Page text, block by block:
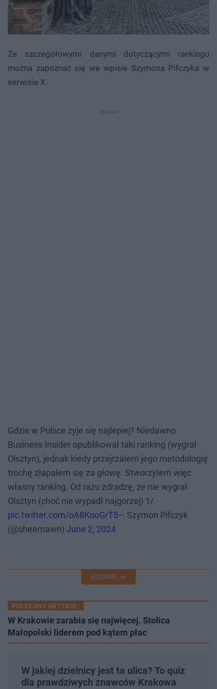
Ze szczegółowymi danymi dotyczącymi rankingu
można zapoznać się we wpisie Szymona Pifczyka w
serwisie X.
Gdzie w Polsce żyje się najlepiej? Niedawno
Business Insider opublikował taki ranking (wygrał
Olsztyn), jednak kiedy przejrzałem jego metodologię
trochę złapałem się za głowę. Stworzyłem więc
własny ranking. Od razu zdradzę, że nie wygrał
Olsztyn (choć nie wypadł najgorzej) 1/
pic.twitter.com/oA8KooGrT5— Szymon Pifczyk
(@sheemawn) June 2, 2024
ROZWIŃ
POLECANY ARTYKUŁ:
W Krakowie zarabia się najwięcej. Stolica
Małopolski liderem pod kątem płac
W jakiej dzielnicy jest ta ulica? To quiz
dla prawdziwych znawców Krakowa